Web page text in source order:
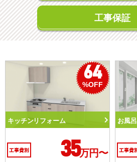
工事保証
円〜
50
トイレリフォーム
10.3万円〜